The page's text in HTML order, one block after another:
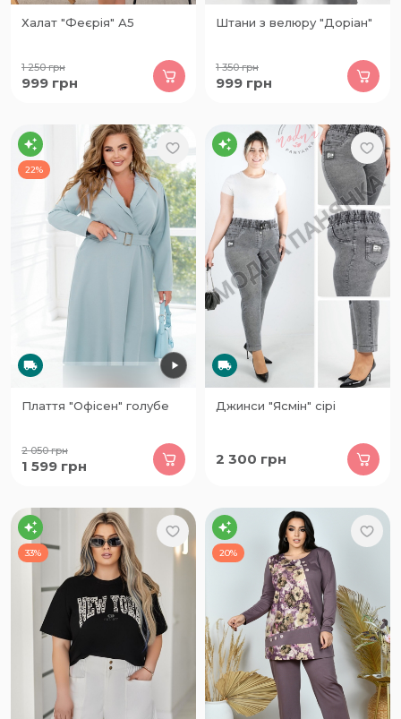
Халат "Феєрія" А5
1 250грн
999 грн
Штани з велюру "Доріан"
1 350грн
999 грн
22%
Плаття "Офісен" голубе
2 050грн
1 599 грн
Джинси "Ясмін" сірі
2 300 грн
33% 20%